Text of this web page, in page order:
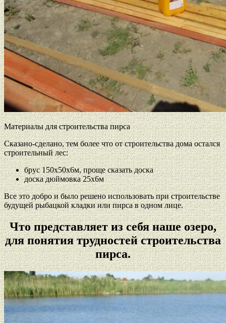
Материалы для строительства пирса
Сказано-сделано, тем более что от строительства дома остался
строительный лес:
брус 150х50х6м, проще сказать доска
доска дюймовка 25х6м
Все это добро и было решено использовать при строительстве
будущей рыбацкой кладки или пирса в одном лице.
Что представляет из себя наше озеро,
для понятия трудностей строительства
пирса.